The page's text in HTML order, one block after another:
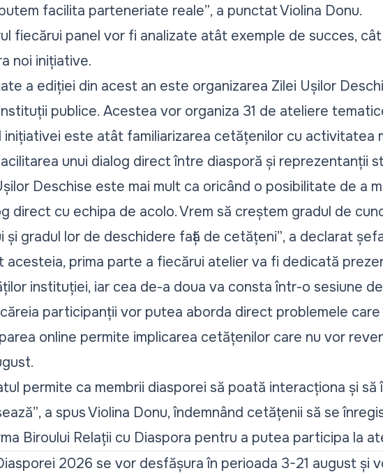
facilita parteneriate reale”, a punctat Violina Donu.
fiecărui panel vor fi analizate atât exemple de succes,
noi inițiative.
a ediției din acest an este organizarea Zilei Ușilor
publice. Acestea vor organiza 31 de ateliere
inițiativei este atât familiarizarea cetățenilor cu activitatea
unui dialog direct între diasporă și reprezentanții
Deschise este mai mult ca oricând o posibilitate de a
direct cu echipa de acolo. Vrem să creștem gradul de
și gradul lor de deschidere față de cetățeni”, a declarat
acesteia, prima parte a fiecărui atelier va fi dedicată
instituției, iar cea de-a doua va consta într-o sesiune
participanții vor putea aborda direct problemele care
online permite implicarea cetățenilor care nu vor
permite ca membrii diasporei să poată interacționa și
, a spus Violina Donu, îndemnând cetățenii să se
Biroului Relații cu Diaspora pentru a putea participa la
2026 se vor desfășura în perioada 3-21 august și